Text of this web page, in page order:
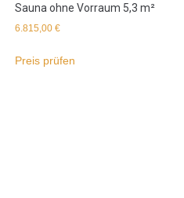
Sauna ohne Vorraum 5,3 m²
6.815,00€
Preis prüfen